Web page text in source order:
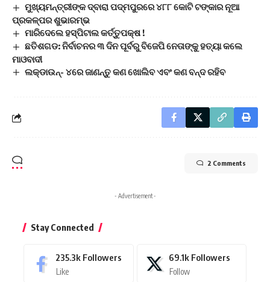
ମୁଖ୍ୟମନ୍ତ୍ରୀଙ୍କ ଦ୍ବାରା ପଦ୍ମପୁରରେ ୪୮୮ କୋଟି ଟଙ୍କାର ନୂଆ
ପ୍ରକଳ୍ପର ଶୁଭାରମ୍ଭ
ମାରିଦେଲେ ହସ୍ପିଟାଲ କର୍ତ୍ତୁପକ୍ଷ !
ଛତିଶଗଡ: ନିର୍ବାଚନର ୩ ଦିନ ପୂର୍ବରୁ ବିଜେପି ନେତାଙ୍କୁ ହତ୍ୟା କଲେ
ମାଓବାଦୀ
ଲକ୍‌ଡାଉନ୍-‌ ୪ରେ ଜାଣନ୍ତୁ କଣ ଖୋଲିବ ଏବଂ କଣ ବନ୍ଦ ରହିବ
2 Comments
- Advertisement -
Stay Connected
235.3k Followers
Like
69.1k Followers
Follow